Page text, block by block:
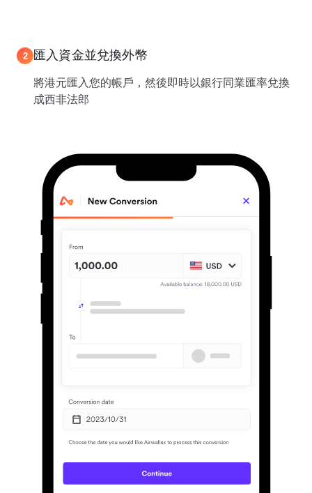
2 匯入資金並兌換外幣
將港元匯入您的帳戶，然後即時以銀行同業匯率兌換
成西非法郎